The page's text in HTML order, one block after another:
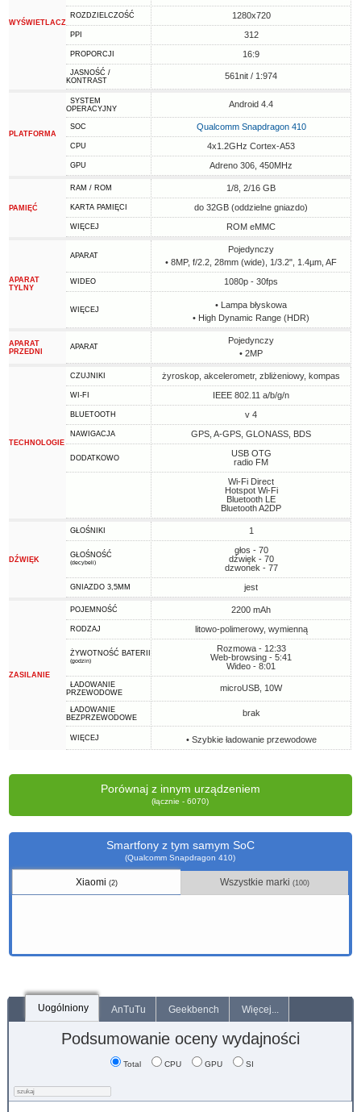
WYŚWIETLACZ
ROZDZIELCZOŚĆ 1280x720
PPI 312
PROPORCJI 16:9
JASNOŚĆ /
KONTRAST
561nit / 1:974
PLATFORMA
SYSTEM
OPERACYJNY
Android 4.4
SOC Qualcomm Snapdragon 410
CPU 4x1.2GHz Cortex-A53
GPU Adreno 306, 450MHz
PAMIĘĆ
RAM / ROM 1/8, 2/16 GB
KARTA PAMIĘCI do 32GB (oddzielne gniazdo)
WIĘCEJ ROM eMMC
APARAT
TYLNY
APARAT
Pojedynczy
• 8MP, f/2.2, 28mm (wide), 1/3.2", 1.4µm, AF
WIDEO 1080p - 30fps
WIĘCEJ
• Lampa błyskowa
• High Dynamic Range (HDR)
APARAT
PRZEDNI
APARAT
Pojedynczy
• 2MP
TECHNOLOGIE
CZUJNIKI żyroskop, akcelerometr, zbliżeniowy, kompas
WI-FI IEEE 802.11 a/b/g/n
BLUETOOTH v 4
NAWIGACJA GPS, A-GPS, GLONASS, BDS
DODATKOWO
USB OTG
radio FM
Wi-Fi Direct
Hotspot Wi-Fi
Bluetooth LE
Bluetooth A2DP
DŹWIĘK
GŁOŚNIKI 1
GŁOŚNOŚĆ
(decybeli)
głos - 70
dźwięk - 70
dzwonek - 77
GNIAZDO 3,5MM jest
ZASILANIE
POJEMNOŚĆ 2200 mAh
RODZAJ litowo-polimerowy, wymienną
ŻYWOTNOŚĆ BATERII
(godzin)
Rozmowa - 12:33
Web-browsing - 5:41
Wideo - 8:01
ŁADOWANIE
PRZEWODOWE
microUSB, 10W
ŁADOWANIE
BEZPRZEWODOWE
brak
WIĘCEJ • Szybkie ładowanie przewodowe
Porównaj z innym urządzeniem
(łącznie - 6070)
Smartfony z tym samym SoC
(Qualcomm Snapdragon 410)
Xiaomi(2) Wszystkie marki(100)
Uogólniony AnTuTu Geekbench Więcej...
Podsumowanie oceny wydajności
Total CPU GPU SI